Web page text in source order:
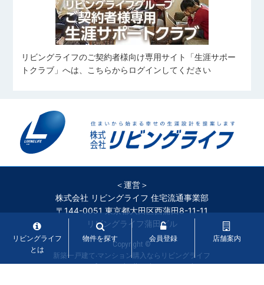
リビングライフのご契約者様向け専用サイト「生涯サポー
トクラブ」へは、こちらからログインしてください
＜運営＞
株式会社 リビングライフ 住宅流通事業部
〒144-0051 東京都大田区西蒲田8-11-11
リビングライフ蒲田ビル
Copyright ©
新築一戸建て‧マンション購入ならリビングライフ
Living Life Co.,Ltd. All Rights Reserved.
リビングライフ
とは
物件を探す 会員登録 店舗案内